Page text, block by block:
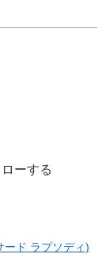
ーする
ド ラプソディ)